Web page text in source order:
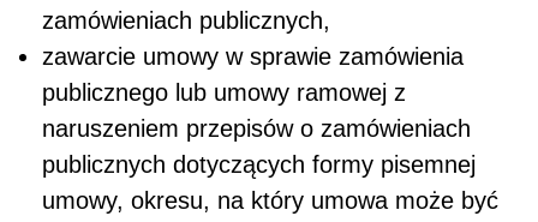
zamówieniach publicznych,
zawarcie umowy w sprawie zamówienia
publicznego lub umowy ramowej z
naruszeniem przepisów o zamówieniach
publicznych dotyczących formy pisemnej
umowy, okresu, na który umowa może być